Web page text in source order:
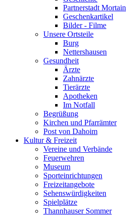
Partnerstadt Mortain
Geschenkartikel
Bilder - Filme
Unsere Ortsteile
Burg
Nettershausen
Gesundheit
Ärzte
Zahnärzte
Tierärzte
Apotheken
Im Notfall
Begrüßung
Kirchen und Pfarrämter
Post von Dahoim
Kultur & Freizeit
Vereine und Verbände
Feuerwehren
Museum
Sporteinrichtungen
Freizeitangebote
Sehenswürdigkeiten
Spielplätze
Thannhauser Sommer